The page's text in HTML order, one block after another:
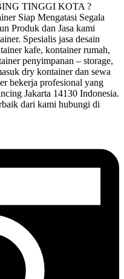
TINGGI KOTA ?
Siap Mengatasi Segala
Produk dan Jasa kami
Spesialis jasa desain
kafe, kontainer rumah,
penyimpanan – storage,
dry kontainer dan sewa
bekerja profesional yang
Jakarta 14130 Indonesia.
dari kami hubungi di